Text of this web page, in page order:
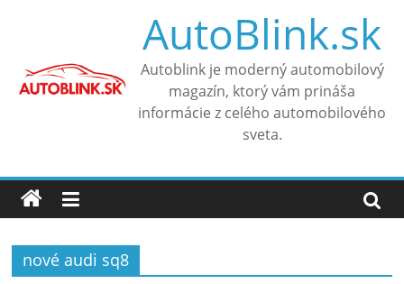
AutoBlink.sk
Autoblink je moderný automobilový
magazín, ktorý vám prináša
informácie z celého automobilového
sveta.
nové audi sq8